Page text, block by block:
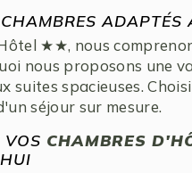
ADAPTÉS
★★, nous
nous proposons une
suites spacieuses.
séjour sur mesure.
VOS CHAMBRES